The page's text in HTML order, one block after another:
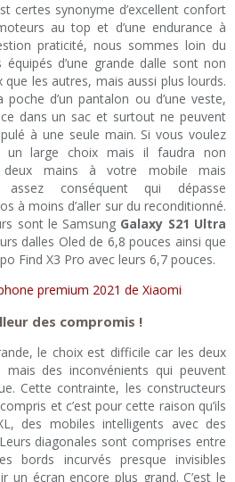
certes synonyme d’excellent confort
au top et d’une endurance à
praticité, nous sommes loin du
d’une grande dalle sont non
les autres, mais aussi plus lourds.
d’un pantalon ou d’une veste,
dans un sac et surtout ne peuvent
à une seule main. Si vous voulez
un large choix mais il faudra non
deux mains à votre mobile mais
conséquent qui dépasse
à moins d’aller sur du reconditionné.
sont le Samsung Galaxy S21 Ultra
dalles Oled de 6,8 pouces ainsi que
Find X3 Pro avec leurs 6,7 pouces.
premium 2021 de Xiaomi
des compromis !
le choix est difficile car les deux
des inconvénients qui peuvent
Cette contrainte, les constructeurs
et c’est pour cette raison qu’ils
des mobiles intelligents avec des
diagonales sont comprises entre
bords incurvés presque invisibles
un écran encore plus grand. C’est le